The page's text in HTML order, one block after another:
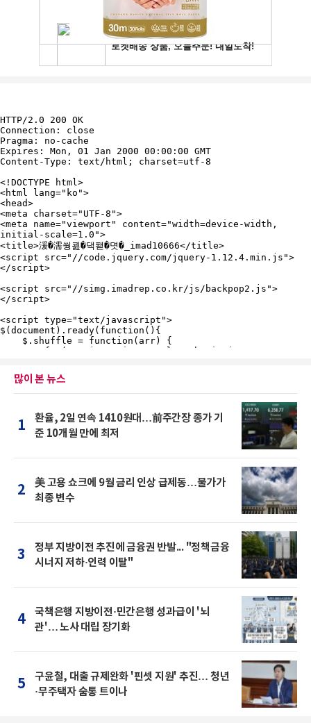
많이 본 뉴스
1
환율, 2일 연속 1410원대…前주간장 종가 기
준 10개월 만에 최저
2
美 고용 쇼크에 9월 금리 인상 급제동…물가가
최종 변수
3
정부 지방이전 추진에 금융권 반발... "정책금융
시너지 저하·인력 이탈"
4
국책은행 지방이전·민간은행 성과급이 '뇌
관'… 노사 대립 장기화
5
구윤철, 대출 규제완화 '핀셋 지원' 추진… 청년
·무주택자 숨통 트이나